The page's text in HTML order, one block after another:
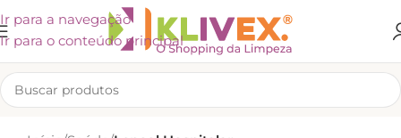
Ir para a navegação
Ir para o conteúdo principal